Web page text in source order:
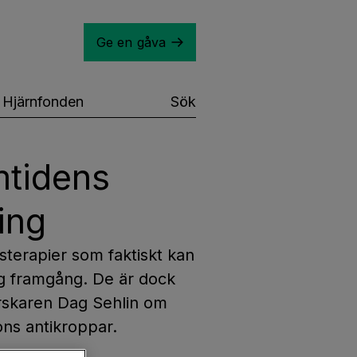
Ge en gåva
Hjärnfonden Sök
som faktiskt kan
framgång. De är dock
Dag Sehlin om
antikroppar.